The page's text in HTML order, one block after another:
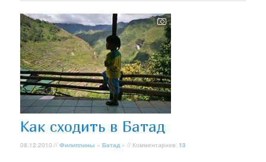
Как сходить в Батад
08.12.2010 //Филиппины »Батад » // Комментариев:13